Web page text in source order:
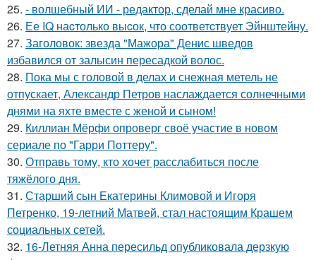
25. - волшебный ИИ - редактор, сделай мне красиво.
26. Ее IQ наcтолько выcок, что соответcтвует Эйнштейну.
27. Заголовок: звезда "Мажора" Денис шведов
избавился от залысин пересадкой волос.
28. Пока мы с головой в делах и снежная метель не
отпускает, Александр Петров наслаждается солнечными
днями на яхте вместе с женой и сыном!
29. Киллиан Мёрфи опроверг своё участие в новом
сериале по "Гарри Поттеру".
30. Отправь тому, кто хочет расслабиться после
тяжёлого дня.
31. Старший сын Екатерины Климовой и Игоря
Петренко, 19-летний Матвей, стал настоящим Крашем
социальных сетей.
32. 16-Летняя Анна пересильд опубликовала дерзкую